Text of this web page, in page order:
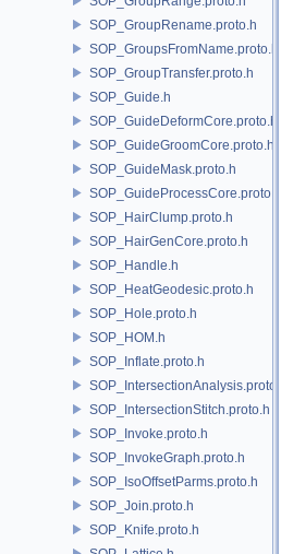
SOP_GroupRename.proto.h
SOP_GroupsFromName.proto.h
SOP_GroupTransfer.proto.h
SOP_Guide.h
SOP_GuideDeformCore.proto.h
SOP_GuideGroomCore.proto.h
SOP_GuideMask.proto.h
SOP_GuideProcessCore.proto.h
SOP_HairClump.proto.h
SOP_HairGenCore.proto.h
SOP_Handle.h
SOP_HeatGeodesic.proto.h
SOP_Hole.proto.h
SOP_HOM.h
SOP_Inflate.proto.h
SOP_IntersectionAnalysis.proto.h
SOP_IntersectionStitch.proto.h
SOP_Invoke.proto.h
SOP_InvokeGraph.proto.h
SOP_IsoOffsetParms.proto.h
SOP_Join.proto.h
SOP_Knife.proto.h